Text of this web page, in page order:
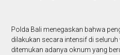
Polda Bali menegaskan bahwa
dilakukan secara intensif di seluruh
ditemukan adanya oknum yang